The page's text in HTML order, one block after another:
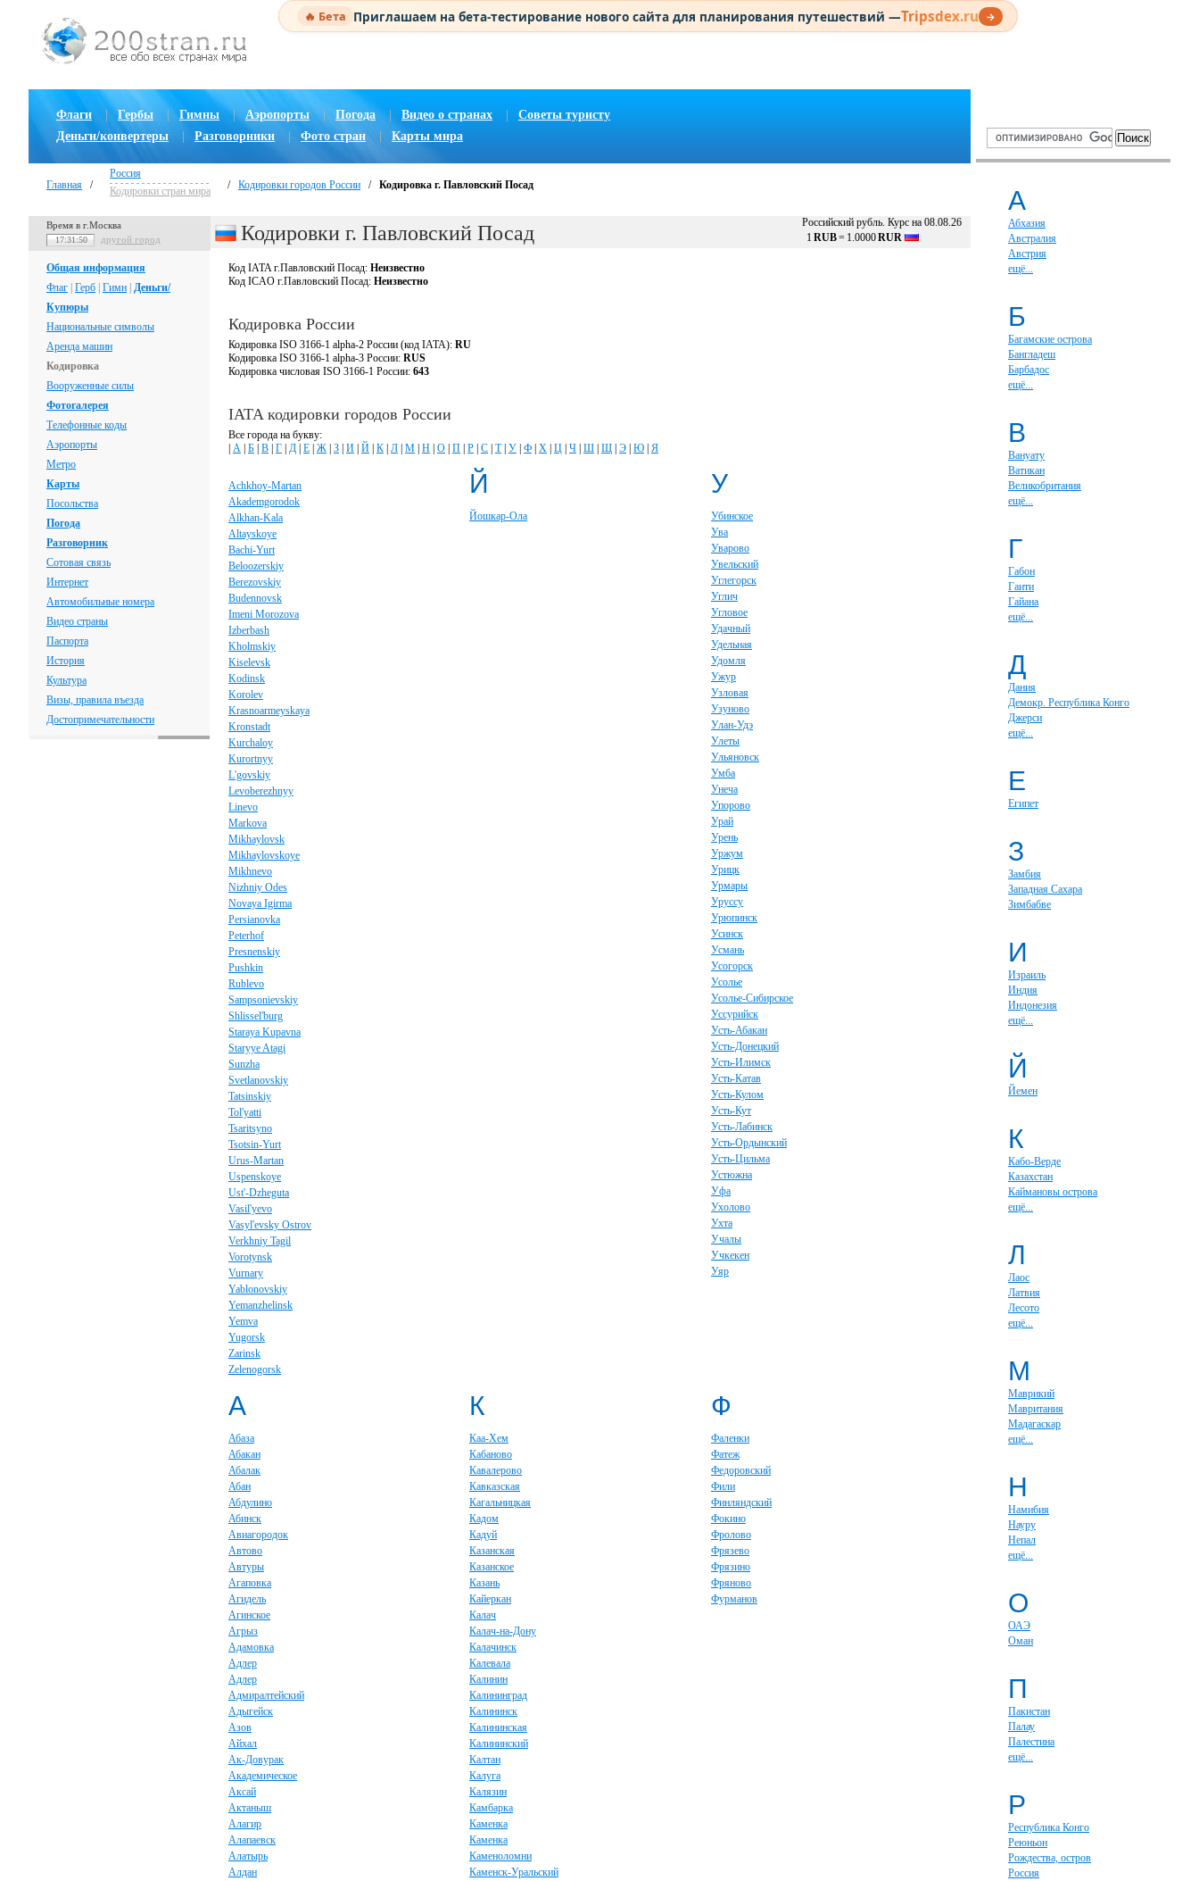
🔥 Бета Приглашаем на бета-тестирование нового сайта для планирования путешествий —Tripsdex.ru →
Флаги Гербы Гимны | Аэропорты Погода | Видео о странах
Советы туристу
Деньги/конвертеры
Разговорники Фото стран Карты мира
Главная /
Россия
Кодировки стран мира
/ Кодировки городов России / Кодировка г. Павловский Посад
Время в г.Москва
17:31:51 другой город
Общая информация
Флаг Герб Гимн Деньги/
Купюры
Национальные символы
Аренда машин
Кодировка
Вооруженные силы
Фотогалерея
Телефонные коды
Аэропорты
Метро
Карты
Посольства
Погода
Разговорник
Сотовая связь
Интернет
Автомобильные номера
Видео страны
Паспорта
История
Культура
Визы, правила въезда
Достопримечательности
Российский рубль. Курс на 08.08.26
1 RUB= 1.0000RUR
Кодировки г. Павловский Посад
Код IATA г.Павловский Посад: Неизвестно
Код ICAO г.Павловский Посад: Неизвестно
Кодировка России
Кодировка ISO 3166-1 alpha-2 России (код IATA): RU
Кодировка ISO 3166-1 alpha-3 России: RUS
Кодировка числовая ISO 3166-1 России: 643
IATA кодировки городов России
Все города на букву:
А Б В Г Д Е Ж З И Й К Л М Н О П Р С Т| У Ф Х Ц Ч Ш Щ Э Ю Я
Achkhoy-Martan
Akademgorodok
Alkhan-Kala
Altayskoye
Bachi-Yurt
Beloozerskiy
Berezovskiy
Budennovsk
Imeni Morozova
Izberbash
Kholmskiy
Kiselevsk
Kodinsk
Korolev
Krasnoarmeyskaya
Kronstadt
Kurchaloy
Kurortnyy
L'govskiy
Levoberezhnyy
Linevo
Markova
Mikhaylovsk
Mikhaylovskoye
Mikhnevo
Nizhniy Odes
Novaya Igirma
Persianovka
Peterhof
Presnenskiy
Pushkin
Rublevo
Sampsonievskiy
Shlissel'burg
Staraya Kupavna
Staryye Atagi
Sunzha
Svetlanovskiy
Tatsinskiy
Tol'yatti
Tsaritsyno
Tsotsin-Yurt
Urus-Martan
Uspenskoye
Ust'-Dzheguta
Vasil'yevo
Vasyl'evsky Ostrov
Verkhniy Tagil
Vorotynsk
Vurnary
Yablonovskiy
Yemanzhelinsk
Yemva
Yugorsk
Zarinsk
Zelenogorsk
Й
Йошкар-Ола
У
Убинское
Ува
Уварово
Увельский
Углегорск
Углич
Угловое
Удачный
Удельная
Удомля
Ужур
Узловая
Узуново
Улан-Удэ
Улеты
Ульяновск
Умба
Унеча
Упорово
Урай
Урень
Уржум
Урицк
Урмары
Уруссу
Урюпинск
Усинск
Усмань
Усогорск
Усолье
Усолье-Сибирское
Уссурийск
Усть-Абакан
Усть-Донецкий
Усть-Илимск
Усть-Катав
Усть-Кулом
Усть-Кут
Усть-Лабинск
Усть-Ордынский
Усть-Цильма
Устюжна
Уфа
Ухолово
Ухта
Учалы
Учкекен
Уяр
А
Абаза
Абакан
Абалак
Абан
Абдулино
Абинск
Авиагородок
Автово
Автуры
Агаповка
Агидель
Агинское
Агрыз
Адамовка
Адлер
Адлер
Адмиралтейский
Адыгейск
Азов
Айхал
Ак-Довурак
Академическое
Аксай
Актаныш
Алагир
Алапаевск
Алатырь
Алдан
К
Каа-Хем
Кабаново
Кавалерово
Кавказская
Кагальницкая
Кадом
Кадуй
Казанская
Казанское
Казань
Кайеркан
Калач
Калач-на-Дону
Калачинск
Калевала
Калинин
Калининград
Калининск
Калининская
Калининский
Калтан
Калуга
Калязин
Камбарка
Каменка
Каменка
Каменоломни
Каменск-Уральский
Ф
Фаленки
Фатеж
Федоровский
Фили
Финляндский
Фокино
Фролово
Фрязево
Фрязино
Фряново
Фурманов
А
Абхазия
Австралия
Австрия
ещё...
Б
Багамские острова
Бангладеш
Барбадос
ещё...
В
Вануату
Ватикан
Великобритания
ещё...
Г
Габон
Гаити
Гайана
ещё...
Д
Дания
Демокр. Республика Конго
Джерси
ещё...
Е
Египет
З
Замбия
Западная Сахара
Зимбабве
И
Израиль
Индия
Индонезия
ещё...
Й
Йемен
К
Кабо-Верде
Казахстан
Каймановы острова
ещё...
Л
Лаос
Латвия
Лесото
ещё...
М
Маврикий
Мавритания
Мадагаскар
ещё...
Н
Намибия
Науру
Непал
ещё...
О
ОАЭ
Оман
П
Пакистан
Палау
Палестина
ещё...
Р
Республика Конго
Реюньон
Рождества, остров
Россия